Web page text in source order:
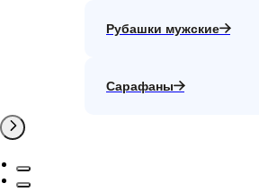
Рубашки мужские
Сарафаны